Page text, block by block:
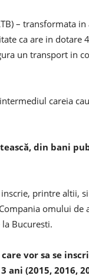
– transformata
ca are in dotare
un transport in
careia
din bani
printre altii,
omului
Bucuresti.
vor sa se
(2015, 2016,